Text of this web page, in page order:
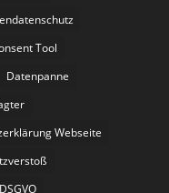
Tool
Datenpanne
Webseite
DSGVO